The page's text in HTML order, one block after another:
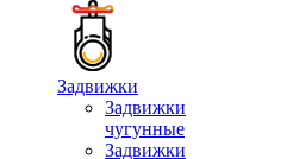
Задвижки
Задвижки
чугунные
Задвижки